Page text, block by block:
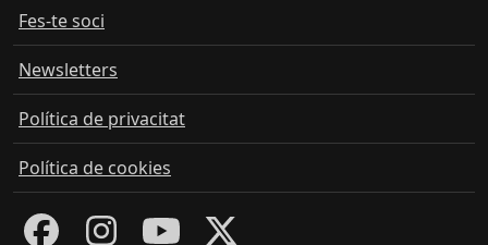
Fes-te soci
Newsletters
Política de privacitat
Política de cookies